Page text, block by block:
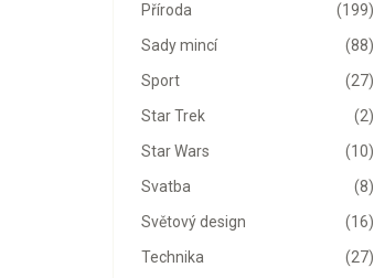
(199)
Příroda
(88)
Sady mincí
(27)
Sport
(2)
Star Trek
(10)
Star Wars
(8)
Svatba
(16)
Světový design
(27)
Technika